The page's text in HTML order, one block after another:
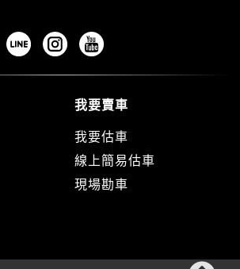
我要賣車
我要估車
線上簡易估車
現場勘車